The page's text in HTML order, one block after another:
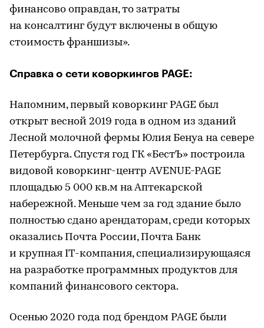
финансово оправдан, то затраты
на консалтинг будут включены в общую
стоимость франшизы».
Справка о сети коворкингов PAGE:
Напомним, первый коворкинг PAGE был
открыт весной 2019 года в одном из зданий
Лесной молочной фермы Юлия Бенуа на севере
Петербурга. Спустя год ГК «БестЪ» построила
видовой коворкинг-центр AVENUE-PAGE
площадью 5 000 кв.м на Аптекарской
набережной. Меньше чем за год здание было
полностью сдано арендаторам, среди которых
оказались Почта России, Почта Банк
и крупная IT-компания, специализирующаяся
на разработке программных продуктов для
компаний финансового сектора.
Осенью 2020 года под брендом PAGE были